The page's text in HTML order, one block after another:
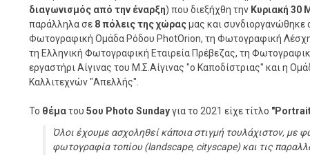
διαγωνισμός από την έναρξη) που διεξήχθη την Κυριακή 30
παράλληλα σε 8 πόλεις της χώραςμας και
Φωτογραφική Ομάδα Ρόδου PhotOrion, τη Φωτογραφική
τη Ελληνική Φωτογραφική Εταιρεία Πρέβεζας, τη
εργαστήρι Αίγινας του Μ.Σ.Αίγινας "ο Καποδίστριας" και η
Καλλιτεχνών "Απελλής".
Το θέματου 5ου Photo Sundayγια το 2021 είχε τίτλο
Όλοι έχουμε ασχοληθεί κάποια στιγμή τουλάχιστον, με
φωτογραφία τοπίου (landscape, cityscape) και τις